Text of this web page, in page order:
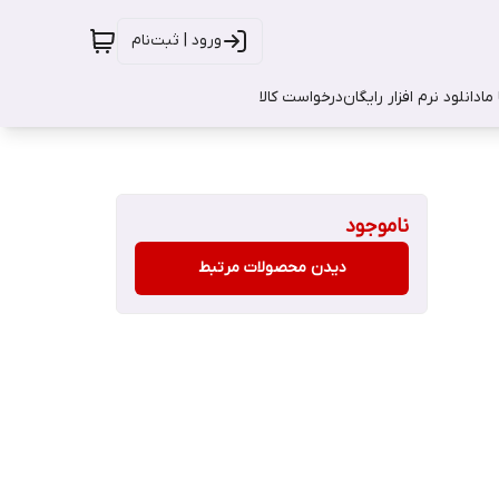
ورود | ثبت‌نام
دانلود نرم افزار رایگاندرخواست کالا
ناموجود
دیدن محصولات مرتبط